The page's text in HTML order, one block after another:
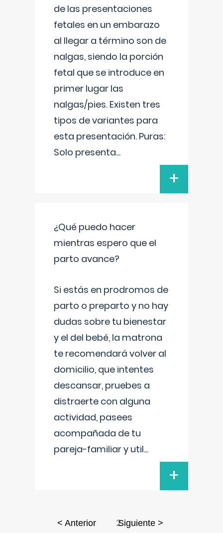
de las presentaciones
fetales en un embarazo
al llegar a término son de
nalgas, siendo la porción
fetal que se introduce en
primer lugar las
nalgas/pies. Existen tres
tipos de variantes para
esta presentación. Puras:
Solo presenta...
+
¿Qué puedo hacer
mientras espero que el
parto avance?
Si estás en prodromos de
parto o preparto y no hay
dudas sobre tu bienestar
y el del bebé, la matrona
te recomendará volver al
domicilio, que intentes
descansar, pruebes a
distraerte con alguna
actividad, pasees
acompañada de tu
pareja-familiar y util...
+
< Anterior 2Siguiente >